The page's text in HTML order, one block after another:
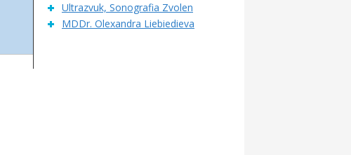
Ultrazvuk, Sonografia Zvolen
MDDr. Olexandra Liebiedieva